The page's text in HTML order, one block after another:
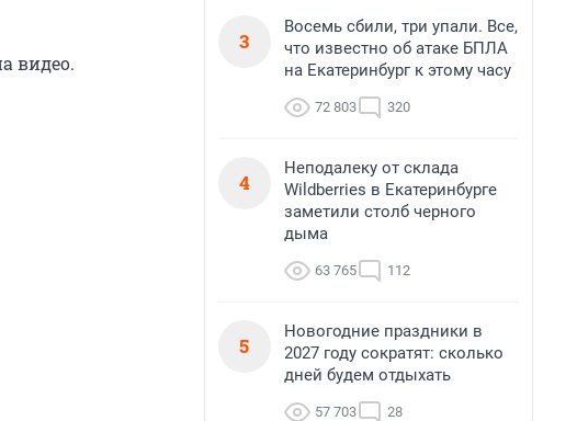
видео.
3
Восемь сбили, три упали. Все,
что известно об атаке БПЛА
на Екатеринбург к этому часу
72 803 320
4
Неподалеку от склада
Wildberries в Екатеринбурге
заметили столб черного
дыма
63 765 112
5
Новогодние праздники в
2027 году сократят: сколько
дней будем отдыхать
57 703 28